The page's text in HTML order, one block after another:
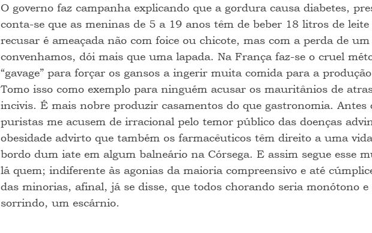
O governo faz campanha explicando que a gordura causa diabetes,
conta-se que as meninas de 5 a 19 anos têm de beber 18 litros de leite
recusar é ameaçada não com foice ou chicote, mas com a perda de
convenhamos, dói mais que uma lapada. Na França faz-se o cruel
“gavage” para forçar os gansos a ingerir muita comida para a
Tomo isso como exemplo para ninguém acusar os mauritânios de
incivis. É mais nobre produzir casamentos do que gastronomia. Antes
puristas me acusem de irracional pelo temor público das doenças
obesidade advirto que também os farmacêuticos têm direito a uma
bordo dum iate em algum balneário na Córsega. E assim segue esse
lá quem; indiferente às agonias da maioria compreensivo e até
das minorias, afinal, já se disse, que todos chorando seria monótono e
sorrindo, um escárnio.